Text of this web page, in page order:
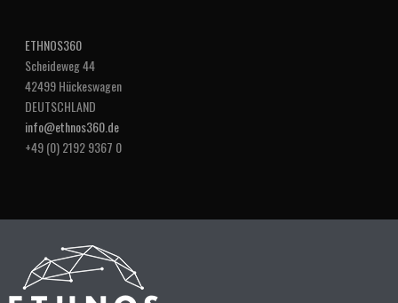
ETHNOS360
Scheideweg 44
42499 Hückeswagen
DEUTSCHLAND
info@ethnos360.de
+49 (0) 2192 9367 0